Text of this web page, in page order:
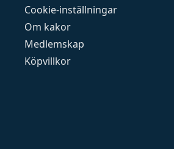
Cookie-inställningar
Om kakor
Medlemskap
Köpvillkor